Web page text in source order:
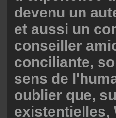
devenu un
et aussi un
conseiller
conciliante,
sens de
oublier que,
existentielles,